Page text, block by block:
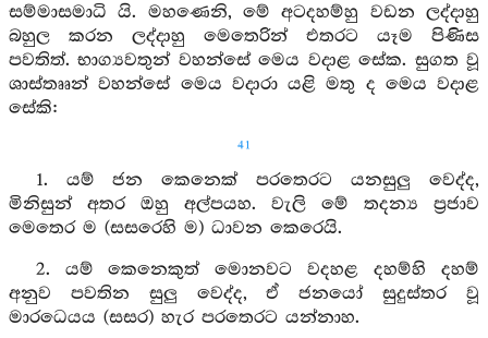
සම්මාසමාධි යි. මහණෙනි, මේ අටදහම්හු වඩන ලද්දාහු
බහුල කරන ලද්දාහු මෙතෙරින් එතරට යෑම පිණිස
පවතිත්. භාග්‍යවතුන් වහන්සේ මෙය වදාළ සේක. සුගත වූ
ශාස්තෲන් වහන්සේ මෙය වදාරා යළි මතු ද මෙය වදාළ
සේකි:
41
1. යම් ජන කෙනෙක් පරතෙරට යනසුලු වෙද්ද,
මිනිසුන් අතර ඔහු අල්පයහ. වැලි මේ තදන්‍ය ප්‍රජාව
මෙතෙර ම (සසරෙහි ම) ධාවන කෙරෙයි.
2. යම් කෙනෙකුත් මොනවට වදහළ දහම්හි දහම්
අනුව පවතින සුලු වෙද්ද, ඒ ජනයෝ සුදුස්තර වූ
මාරධෙයය (සසර) හැර පරතෙරට යන්නාහ.